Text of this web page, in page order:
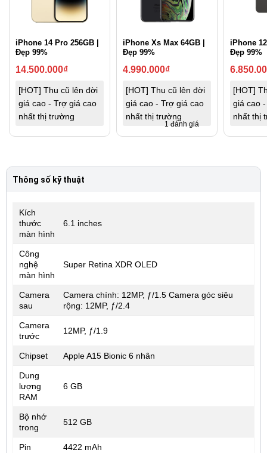
iPhone 14 Pro 256GB |
Đẹp 99%
14.500.000₫
[HOT] Thu cũ lên đời
giá cao - Trợ giá cao
nhất thị trường
iPhone Xs Max 64GB |
Đẹp 99%
4.990.000₫
[HOT] Thu cũ lên đời
giá cao - Trợ giá cao
nhất thị trường
1 đánh giá
iPhone
Đẹp 99%
[HOT]
giá cao
nhất thị
Thông số kỹ thuật
Kích
thước
màn hình
6.1 inches
Công
nghệ
màn hình
Super Retina XDR OLED
Camera
sau
Camera chính: 12MP, ƒ/1.5 Camera góc siêu
rộng: 12MP, ƒ/2.4
Camera
trước
12MP, ƒ/1.9
Chipset Apple A15 Bionic 6 nhân
Dung
lượng
RAM
6 GB
Bộ nhớ
trong
512 GB
Pin 4422 mAh